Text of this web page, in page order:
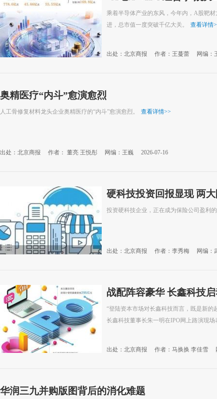
乘着半导体产业的东风，今年内，A股靶
进，总市值一度突破千亿大关。
查看详情
出处：北京商报 作者：王蔓蕾 网编：
奥精医疗“内斗”愈演愈烈
人工骨修复材料龙头企业奥精医疗的“内斗”愈演愈烈。 查看详情>>
出处：北京商报 作者： 董亮 王悦彤 网编：王巍 2026-07-16
硬科技投资回报显现 两
投资硬科技企业，正在成为保险公司盈利
出处：北京商报 作者：李秀梅 网编：
战配阵容豪华 长鑫科技
“登陆资本市场对长鑫科技而言，既是新的
长鑫科技董事长朱一明在IPO网上路演现场
出处：北京商报 作者：马换换 李佳雪
华润三九并购版图背后的消化难题